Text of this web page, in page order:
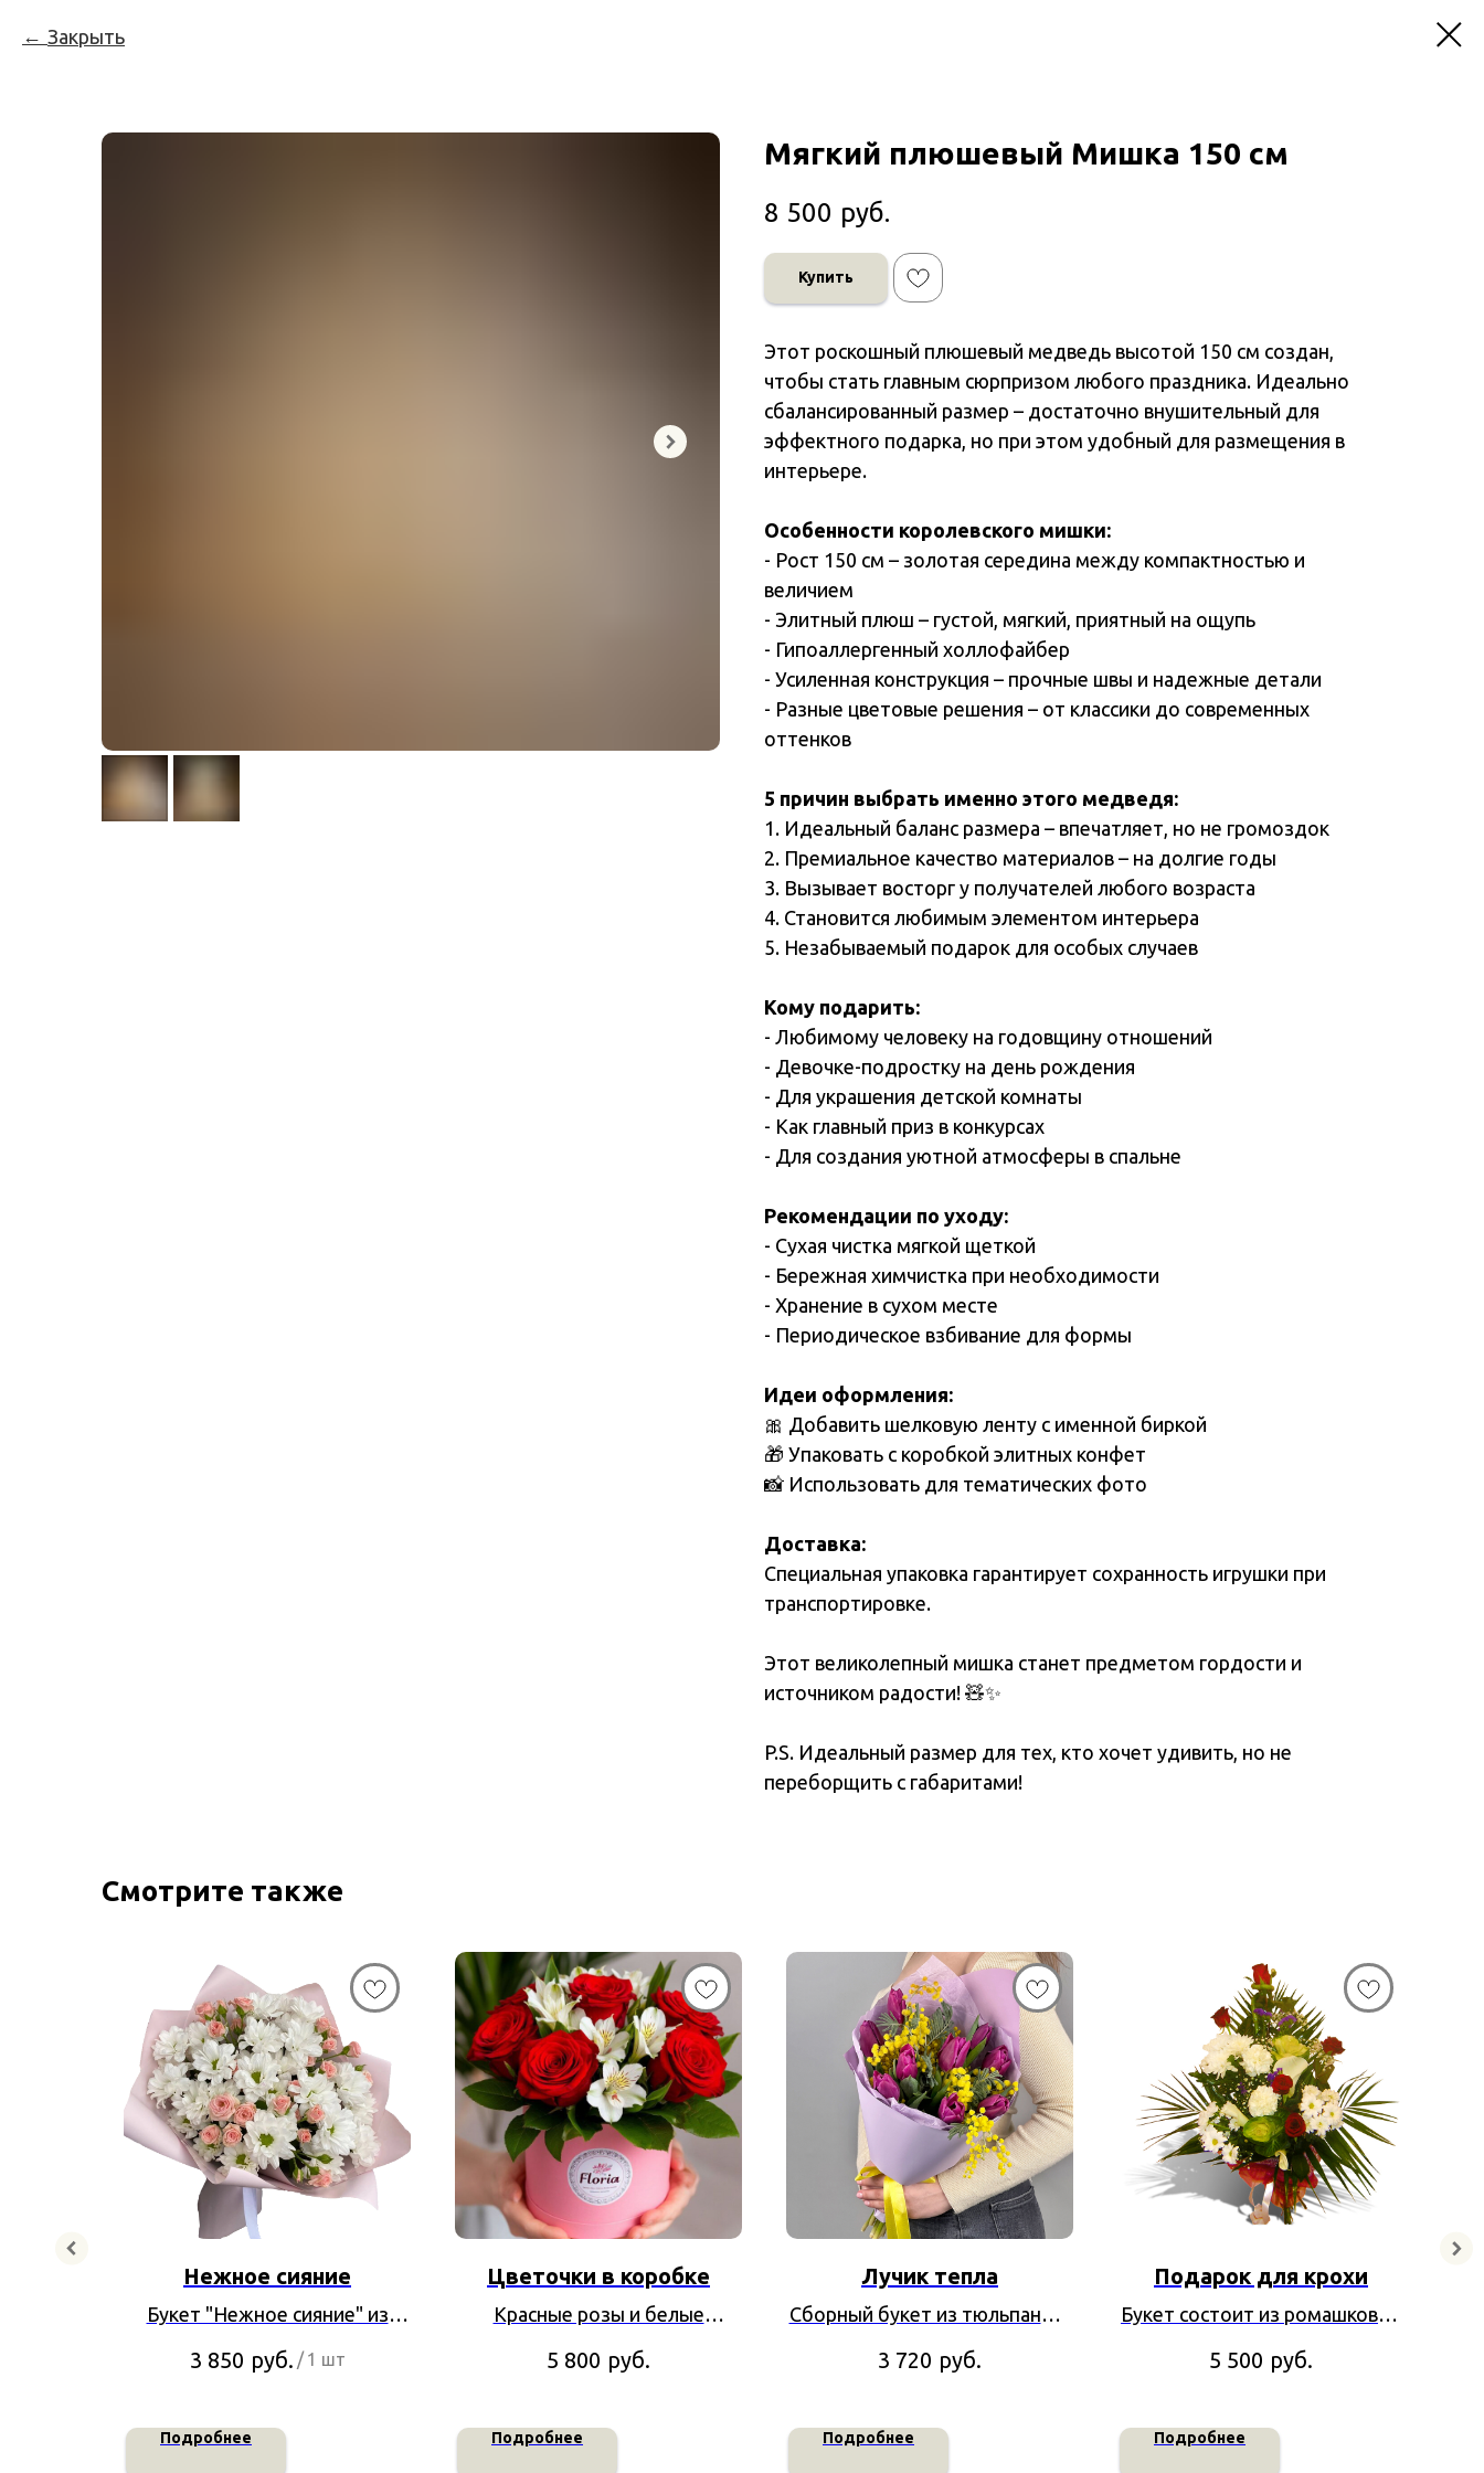
Закрыть
Мягкий плюшевый Мишка 150 см
8 500 руб.
Купить
Этот роскошный плюшевый медведь высотой 150 см создан,
чтобы стать главным сюрпризом любого праздника. Идеально
сбалансированный размер – достаточно внушительный для
эффектного подарка, но при этом удобный для размещения в
интерьере.
Особенности королевского мишки:
- Рост 150 см – золотая середина между компактностью и
величием
- Элитный плюш – густой, мягкий, приятный на ощупь
- Гипоаллергенный холлофайбер
- Усиленная конструкция – прочные швы и надежные детали
- Разные цветовые решения – от классики до современных
оттенков
5 причин выбрать именно этого медведя:
1. Идеальный баланс размера – впечатляет, но не громоздок
2. Премиальное качество материалов – на долгие годы
3. Вызывает восторг у получателей любого возраста
4. Становится любимым элементом интерьера
5. Незабываемый подарок для особых случаев
Кому подарить:
- Любимому человеку на годовщину отношений
- Девочке-подростку на день рождения
- Для украшения детской комнаты
- Как главный приз в конкурсах
- Для создания уютной атмосферы в спальне
Рекомендации по уходу:
- Сухая чистка мягкой щеткой
- Бережная химчистка при необходимости
- Хранение в сухом месте
- Периодическое взбивание для формы
Идеи оформления:
🎀 Добавить шелковую ленту с именной биркой
🎁 Упаковать с коробкой элитных конфет
📸 Использовать для тематических фото
Доставка:
Специальная упаковка гарантирует сохранность игрушки при
транспортировке.
Этот великолепный мишка станет предметом гордости и
источником радости! 🧸✨
P.S. Идеальный размер для тех, кто хочет удивить, но не
переборщить с габаритами!
Смотрите также
Нежное сияние
Букет "Нежное сияние" из
хризантем и роз спрей
3 850 руб. / 1 шт
Подробнее
Цветочки в коробке
Красные розы и белые
альстромерии в шляпной
коробке
5 800 руб.
Подробнее
Лучик тепла
Сборный букет из тюльпаны и
3 720 руб.
Подробнее
Подарок для крохи
Букет состоит из ромашковой
хризантемы, 5 роз, 3 калл, 3
гипсофил, бамбука, 2
листьев чики.
5 500 руб.
Подробнее